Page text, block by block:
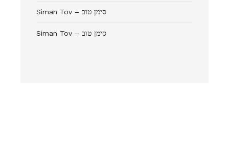
Siman Tov – סימן טוב
Siman Tov – סימן טוב